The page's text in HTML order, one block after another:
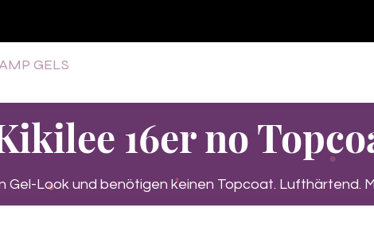
GELS
16er no
Gel-Look und benötigen keinen Topcoat. Lufthärtend.